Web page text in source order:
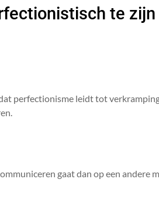
te zijn
perfectionisme leidt tot
gaat dan op een andere